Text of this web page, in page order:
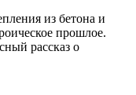
из бетона и
прошлое.
рассказ о